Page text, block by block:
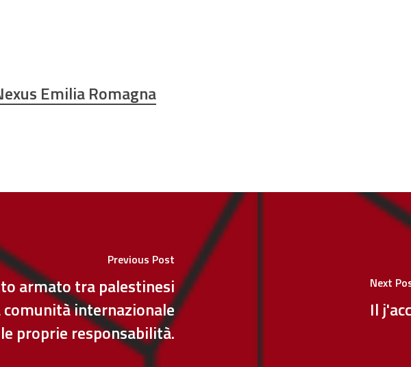
Emilia Romagna
Previous Post
armato tra palestinesi
comunità internazionale
proprie responsabilità.
Next
Il